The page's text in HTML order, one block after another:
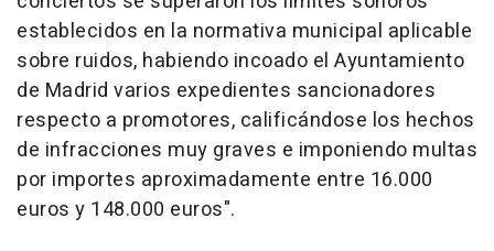
establecidos en la normativa municipal aplicable
sobre ruidos, habiendo incoado el Ayuntamiento
de Madrid varios expedientes sancionadores
respecto a promotores, calificándose los hechos
de infracciones muy graves e imponiendo multas
por importes aproximadamente entre 16.000
euros y 148.000 euros".